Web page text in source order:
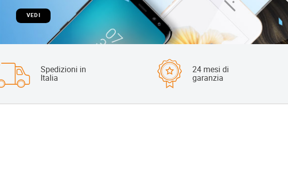
VEDI
Spedizioni in
Italia
24 mesi di
garanzia